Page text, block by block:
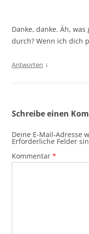
Danke, danke. Äh,
durch? Wenn ich dich
Antworten ↓
Schreibe einen
Deine E-Mail-Adresse
Erforderliche Felder
Kommentar *